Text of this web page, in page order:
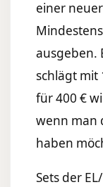
einer
ausgeben.
schlägt mit
für 400 €
wenn man
haben
Sets der